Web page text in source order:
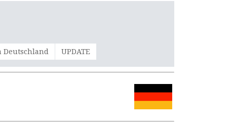
Deutschland UPDATE